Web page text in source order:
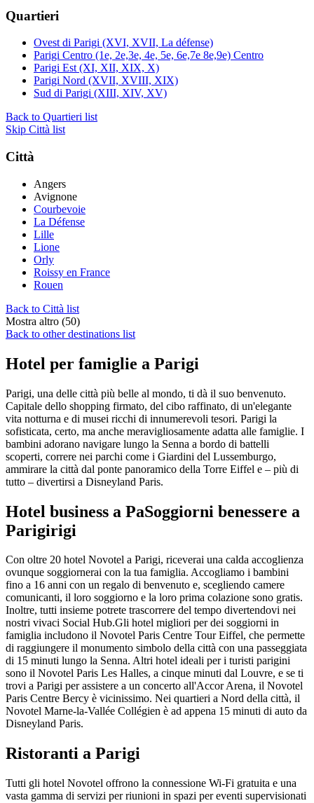
Quartieri
Ovest di Parigi (XVI, XVII, La défense)
Parigi Centro (1e, 2e,3e, 4e, 5e, 6e,7e 8e,9e) Centro
Parigi Est (XI, XII, XIX, X)
Parigi Nord (XVII, XVIII, XIX)
Sud di Parigi (XIII, XIV, XV)
Back to Quartieri list
Skip Città list
Città
Angers
Avignone
Courbevoie
La Défense
Lille
Lione
Orly
Roissy en France
Rouen
Back to Città list
Mostra altro (50)
Back to other destinations list
Hotel per famiglie a Parigi
Parigi, una delle città più belle al mondo, ti dà il suo benvenuto.
Capitale dello shopping firmato, del cibo raffinato, di un'elegante
vita notturna e di musei ricchi di innumerevoli tesori. Parigi la
sofisticata, certo, ma anche meravigliosamente adatta alle famiglie. I
bambini adorano navigare lungo la Senna a bordo di battelli
scoperti, correre nei parchi come i Giardini del Lussemburgo,
ammirare la città dal ponte panoramico della Torre Eiffel e – più di
tutto – divertirsi a Disneyland Paris.
Hotel business a PaSoggiorni benessere a
Parigirigi
Con oltre 20 hotel Novotel a Parigi, riceverai una calda accoglienza
ovunque soggiornerai con la tua famiglia. Accogliamo i bambini
fino a 16 anni con un regalo di benvenuto e, scegliendo camere
comunicanti, il loro soggiorno e la loro prima colazione sono gratis.
Inoltre, tutti insieme potrete trascorrere del tempo divertendovi nei
nostri vivaci Social Hub.Gli hotel migliori per dei soggiorni in
famiglia includono il Novotel Paris Centre Tour Eiffel, che permette
di raggiungere il monumento simbolo della città con una passeggiata
di 15 minuti lungo la Senna. Altri hotel ideali per i turisti parigini
sono il Novotel Paris Les Halles, a cinque minuti dal Louvre, e se ti
trovi a Parigi per assistere a un concerto all'Accor Arena, il Novotel
Paris Centre Bercy è vicinissimo. Nei quartieri a Nord della città, il
Novotel Marne-la-Vallée Collégien è ad appena 15 minuti di auto da
Disneyland Paris.
Ristoranti a Parigi
Tutti gli hotel Novotel offrono la connessione Wi-Fi gratuita e una
vasta gamma di servizi per riunioni in spazi per eventi supervisionati